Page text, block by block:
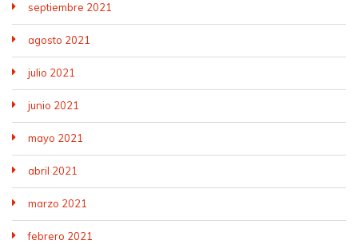
septiembre 2021
agosto 2021
julio 2021
junio 2021
mayo 2021
abril 2021
marzo 2021
febrero 2021